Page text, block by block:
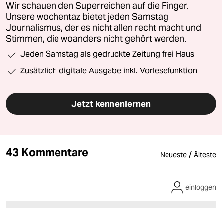
Wir schauen den Superreichen auf die Finger.
Unsere wochentaz bietet jeden Samstag
Journalismus, der es nicht allen recht macht und
Stimmen, die woanders nicht gehört werden.
Jeden Samstag als gedruckte Zeitung frei Haus
Zusätzlich digitale Ausgabe inkl. Vorlesefunktion
Jetzt kennenlernen
43 Kommentare Neueste / Älteste
einloggen